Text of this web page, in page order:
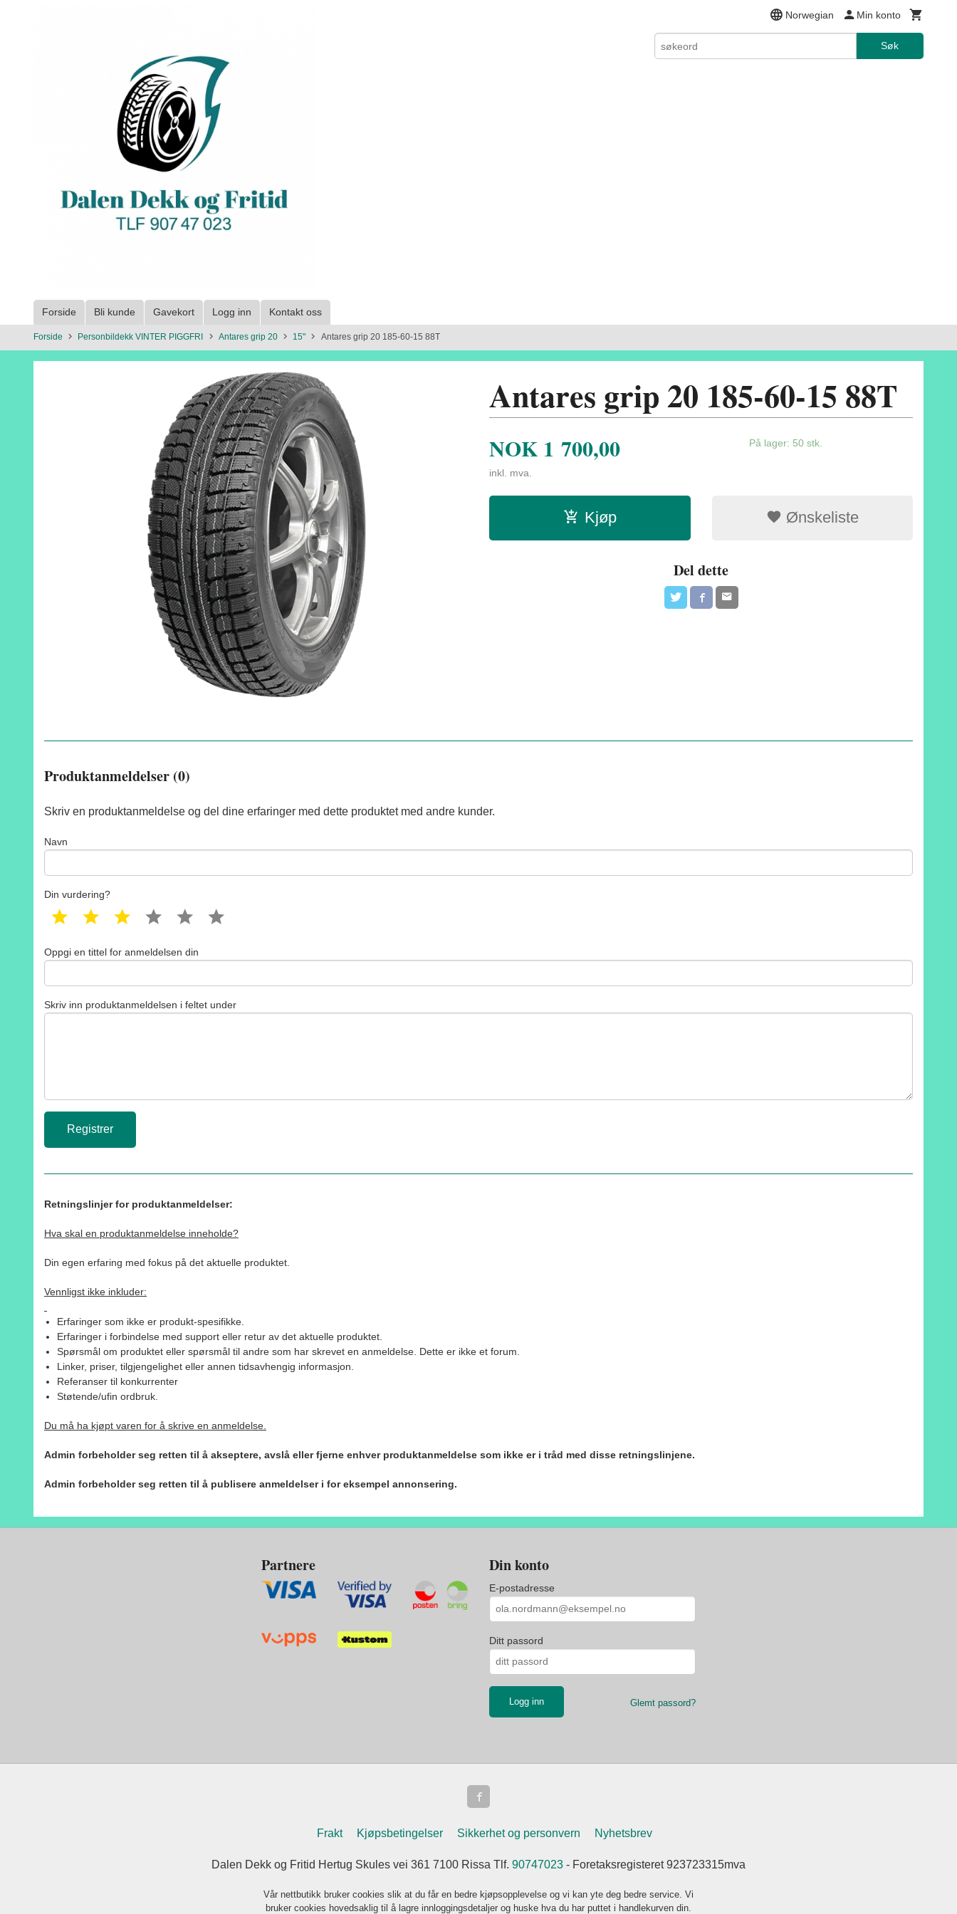
Norwegian Min konto
Søk
Forside Bli kunde Gavekort Logg inn Kontakt oss
Forside Personbildekk VINTER PIGGFRI Antares grip 20 15" Antares grip 20 185-60-15 88T
Antares grip 20 185-60-15 88T
NOK 1 700,00
inkl. mva.
På lager: 50 stk.
Kjøp Ønskeliste
Del dette
Produktanmeldelser (0)
Skriv en produktanmeldelse og del dine erfaringer med dette produktet med andre kunder.
Navn
Din vurdering?
1 star 2 star 3 star 4 star 5 star
Oppgi en tittel for anmeldelsen din
Skriv inn produktanmeldelsen i feltet under
Retningslinjer for produktanmeldelser:
Hva skal en produktanmeldelse inneholde?
Din egen erfaring med fokus på det aktuelle produktet.
Vennligst ikke inkluder:
Erfaringer som ikke er produkt-spesifikke.
Erfaringer i forbindelse med support eller retur av det aktuelle produktet.
Spørsmål om produktet eller spørsmål til andre som har skrevet en anmeldelse. Dette er ikke et forum.
Linker, priser, tilgjengelighet eller annen tidsavhengig informasjon.
Referanser til konkurrenter
Støtende/ufin ordbruk.
Du må ha kjøpt varen for å skrive en anmeldelse.
Admin forbeholder seg retten til å akseptere, avslå eller fjerne enhver produktanmeldelse som ikke er i tråd med disse retningslinjene.
Admin forbeholder seg retten til å publisere anmeldelser i for eksempel annonsering.
Partnere Din konto
E-postadresse
Ditt passord
Glemt passord?
Frakt Kjøpsbetingelser Sikkerhet og personvern Nyhetsbrev
Dalen Dekk og Fritid Hertug Skules vei 361 7100 Rissa Tlf. 90747023 - Foretaksregisteret 923723315mva
Vår nettbutikk bruker cookies slik at du får en bedre kjøpsopplevelse og vi kan yte deg bedre service. Vi
bruker cookies hovedsaklig til å lagre innloggingsdetaljer og huske hva du har puttet i handlekurven din.